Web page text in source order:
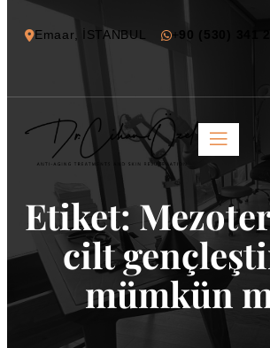
Emaar, İSTANBUL +90 (530) 341
Etiket:
cilt
mümkün